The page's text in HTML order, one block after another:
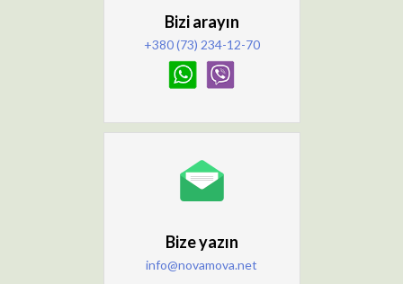
Bizi arayın
+380 (73) 234-12-70
Bize yazın
info@novamova.net